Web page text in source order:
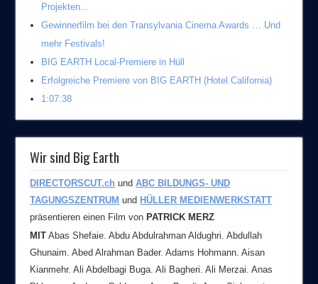
Projekten…
Gewinnerfilm bei den Transylvania Cinema Awards … Und
mehr Festivals!
BIG EARTH Local-Premiere in Hüll
Erfolgreiche Premiere von BIG EARTH (Hotel California)
1:07:38
Wir sind Big Earth
DIRECTORSCUT.ch undABC BILDUNGS- UND
TAGUNGSZENTRUM und HÜLLER MEDIENWERKSTATT
präsentieren einen Film vonPATRICK MERZ
MIT Abas Shefaie. Abdu Abdulrahman Aldughri. Abdullah
Ghunaim. Abed Alrahman Bader. Adams Hohmann. Aisan
Kianmehr. Ali Abdelbagi Buga. Ali Bagheri. Ali Merzai. Anas